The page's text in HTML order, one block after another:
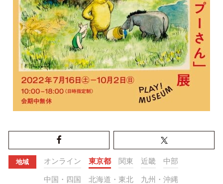
地域 オンライン 東京都 関東 近畿 中部
中国・四国 北海道・東北 九州・沖縄